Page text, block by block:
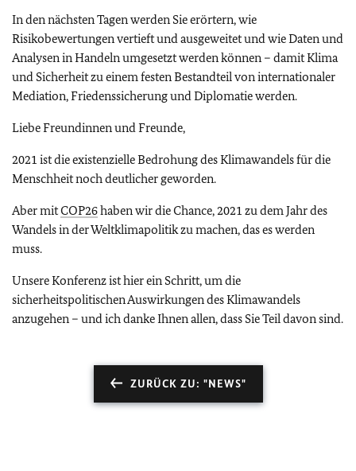
In den nächsten Tagen werden Sie erörtern, wie
Risikobewertungen vertieft und ausgeweitet und wie Daten und
Analysen in Handeln umgesetzt werden können – damit Klima
und Sicherheit zu einem festen Bestandteil von internationaler
Mediation, Friedenssicherung und Diplomatie werden.
Liebe Freundinnen und Freunde,
2021 ist die existenzielle Bedrohung des Klimawandels für die
Menschheit noch deutlicher geworden.
Aber mitCOP26haben wir die Chance, 2021 zu dem Jahr des
Wandels in der Weltklimapolitik zu machen, das es werden
muss.
Unsere Konferenz ist hier ein Schritt, um die
sicherheitspolitischen Auswirkungen des Klimawandels
anzugehen – und ich danke Ihnen allen, dass Sie Teil davon sind.
ZURÜCK ZU: "NEWS"